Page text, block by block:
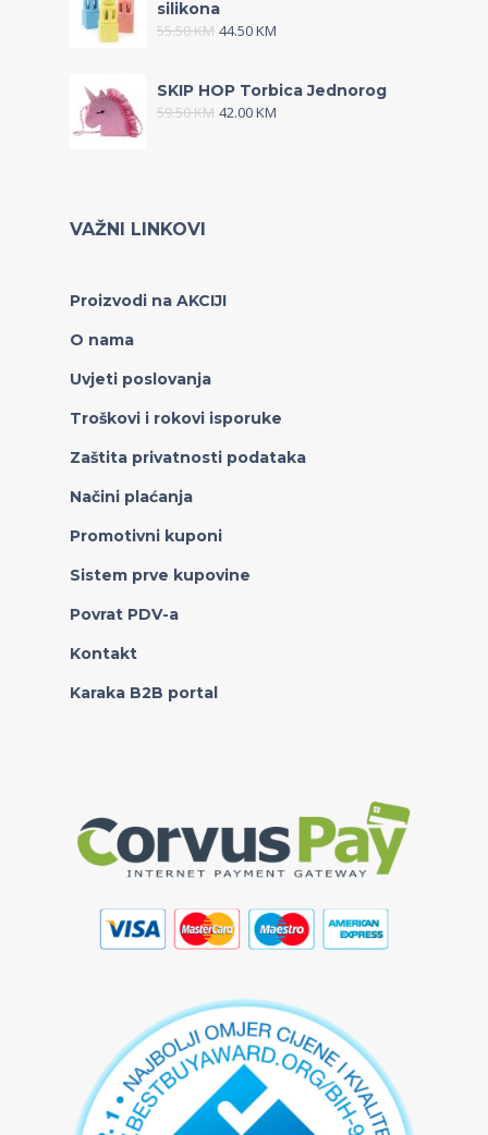
silikona
55.50KM 44.50KM
SKIP HOP Torbica Jednorog
59.50KM 42.00KM
VAŽNI LINKOVI
Proizvodi na AKCIJI
O nama
Uvjeti poslovanja
Troškovi i rokovi isporuke
Zaštita privatnosti podataka
Načini plaćanja
Promotivni kuponi
Sistem prve kupovine
Povrat PDV-a
Kontakt
Karaka B2B portal